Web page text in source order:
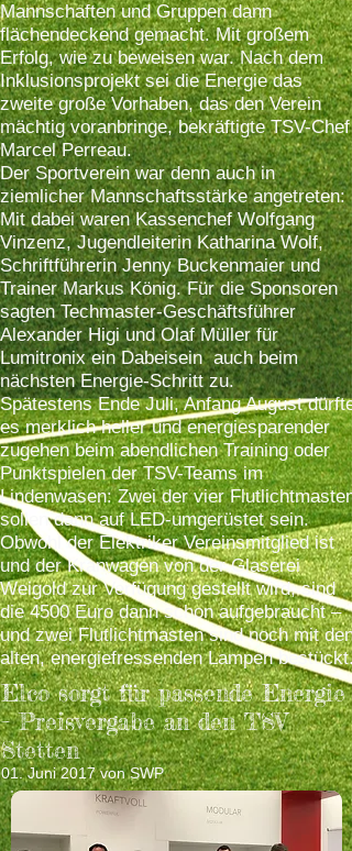
Mannschaften und Gruppen dann
flächendeckend gemacht. Mit großem
Erfolg, wie zu beweisen war. Nach dem
Inklusionsprojekt sei die Energie das
zweite große Vorhaben, das den Verein
mächtig voranbringe, bekräftigte TSV-Chef
Marcel Perreau.
Der Sportverein war denn auch in
ziemlicher Mannschaftsstärke angetreten:
Mit dabei waren Kassenchef Wolfgang
Vinzenz, Jugendleiterin Katharina Wolf,
Schriftführerin Jenny Buckenmaier und
Trainer Markus König. Für die Sponsoren
sagten Techmaster-Geschäftsführer
Alexander Higi und Olaf Müller für
Lumitronix ein Dabeisein auch beim
nächsten Energie-Schritt zu.
Spätestens Ende Juli, Anfang August dürfte
es merklich heller und energiesparender
zugehen beim abendlichen Training oder
Punktspielen der TSV-Teams im
Lindenwasen: Zwei der vier Flutlichtmasten
sollen dann auf LED-umgerüstet sein.
Obwohl der Elektriker Vereinsmitglied ist
und der Kranwagen von der Glaserei
Weigold zur Verfügung gestellt wird, sind
die 4500 Euro dann schon aufgebraucht –
und zwei Flutlichtmasten sind noch mit den
alten, energiefressenden Lampen bestückt.
Elco sorgt für passende Energie
– Preisvergabe an den TSV
Stetten
01. Juni 2017 von SWP